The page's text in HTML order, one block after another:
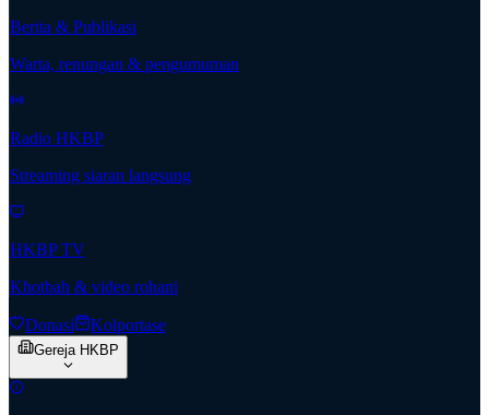
Berita & Publikasi
Warta, renungan & pengumuman
Radio HKBP
Streaming siaran langsung
HKBP TV
Khotbah & video rohani
Donasi Kolportase
Gereja HKBP